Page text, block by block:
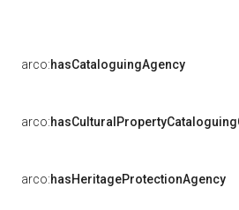
arco:hasCataloguingAgency
arco:
arco:hasHeritageProtectionAgency